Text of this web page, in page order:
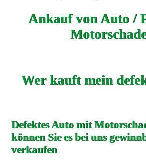
Ankauf von Auto /
Wer kauft mein
Defektes Auto mit
können Sie es bei uns
verkaufen